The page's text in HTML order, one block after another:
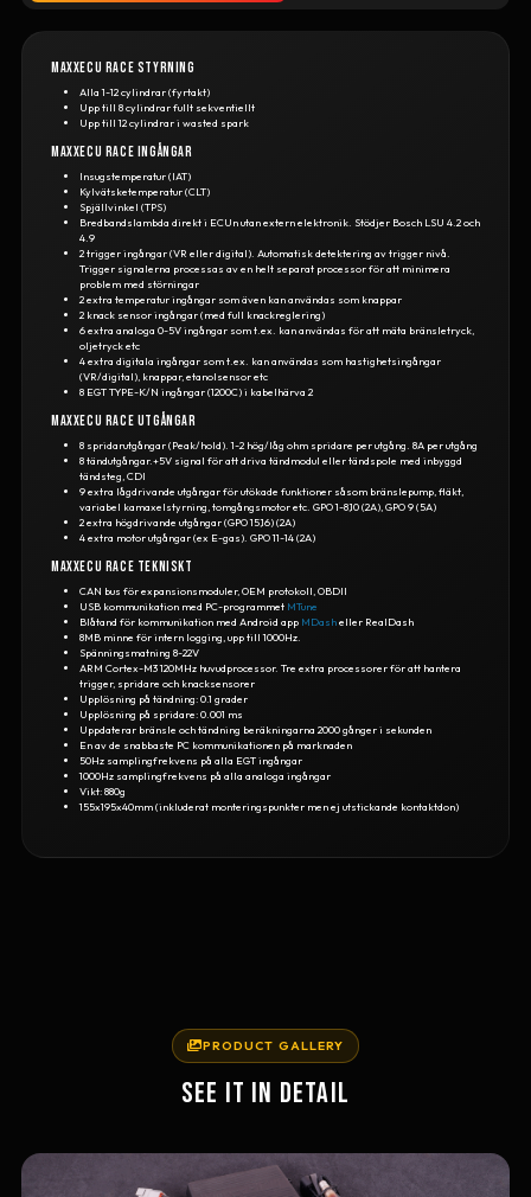
MaxxECU RACE styrning
Alla 1-12 cylindrar (fyrtakt)
Upp till 8 cylindrar fullt sekventiellt
Upp till 12 cylindrar i wasted spark
MaxxECU RACE ingångar
Insugstemperatur (IAT)
Kylvätsketemperatur (CLT)
Spjällvinkel (TPS)
Bredbandslambda direkt i ECUn utan extern elektronik. Stödjer Bosch LSU 4.2 och
4.9
2 trigger ingångar (VR eller digital). Automatisk detektering av trigger nivå.
Trigger signalerna processas av en helt separat processor för att minimera
problem med störningar
2 extra temperatur ingångar som även kan användas som knappar
2 knack sensor ingångar (med full knackreglering)
6 extra analoga 0-5V ingångar som t.ex. kan användas för att mäta bränsletryck,
oljetryck etc
4 extra digitala ingångar som t.ex. kan användas som hastighetsingångar
(VR/digital), knappar, etanolsensor etc
8 EGT TYPE-K/N ingångar (1200C) i kabelhärva 2
MaxxECU RACE utgångar
8 spridarutgångar (Peak/hold). 1-2 hög/låg ohm spridare per utgång. 8A per utgång
8 tändutgångar.+5V signal för att driva tändmodul eller tändspole med inbyggd
tändsteg, CDI
9 extra lågdrivande utgångar för utökade funktioner såsom bränslepump, fläkt,
variabel kamaxelstyrning, tomgångsmotor etc. GPO 1-8,10 (2A), GPO 9 (5A)
2 extra högdrivande utgångar (GPO 15,16) (2A)
4 extra motor utgångar (ex E-gas). GPO 11-14 (2A)
MaxxECU RACE tekniskt
CAN bus för expansionsmoduler, OEM protokoll, OBDII
USB kommunikation med PC-programmet MTune
Blåtand för kommunikation med Android app MDasheller RealDash
8MB minne för intern logging, upp till 1000Hz.
Spänningsmatning 8-22V
ARM Cortex-M3 120MHz huvudprocessor. Tre extra processorer för att hantera
trigger, spridare och knacksensorer
Upplösning på tändning: 0.1 grader
Upplösning på spridare: 0.001 ms
Uppdaterar bränsle och tändning beräkningarna 2000 gånger i sekunden
En av de snabbaste PC kommunikationen på marknaden
50Hz samplingfrekvens på alla EGT ingångar
1000Hz samplingfrekvens på alla analoga ingångar
Vikt: 880g
155x195x40mm (inkluderat monteringspunkter men ej utstickande kontaktdon)
PRODUCT GALLERY
SEE IT IN DETAIL